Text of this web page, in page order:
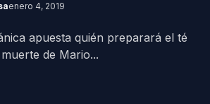
enero 4, 2019
apuesta quién preparará el té
de Mario...